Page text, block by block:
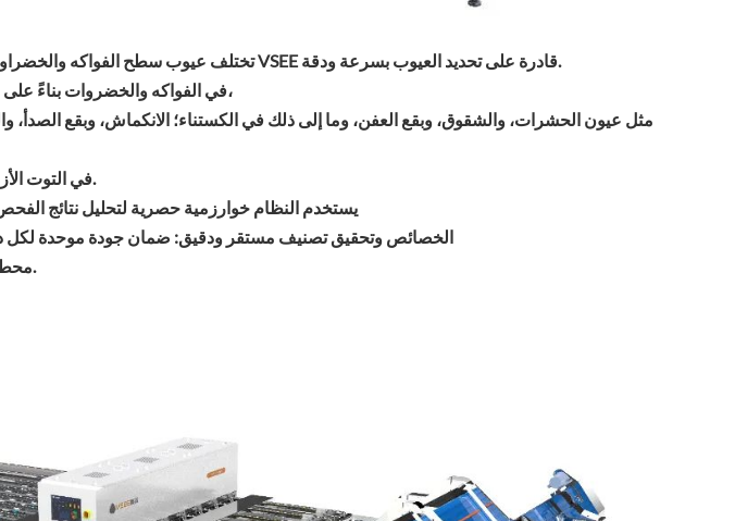
تختلف عيوب سطح الفواكه والخضراوات المختلفة. آلة الفرز الكهروضوئية الذكية VSEE قادرة على تحديد العيوب بسرعة ودقة.
في الفواكه والخضروات بناءً على معايير مثل الشكل واللون والموقع والحجم،
مثل عيون الحشرات، والشقوق، وبقع العفن، وما إلى ذلك في الكستناء؛ الانكماش، وبقع الصدأ،
في التوت الأزرق. عيوب مختلفة في الفواكه والخضروات.
يستخدم النظام خوارزمية حصرية لتحليل نتائج
الخصائص وتحقيق تصنيف مستقر ودقيق: ضمان جودة موحدة لكل
محطات المستهلك للاستمتاع بجودة الطعم ثابتة.